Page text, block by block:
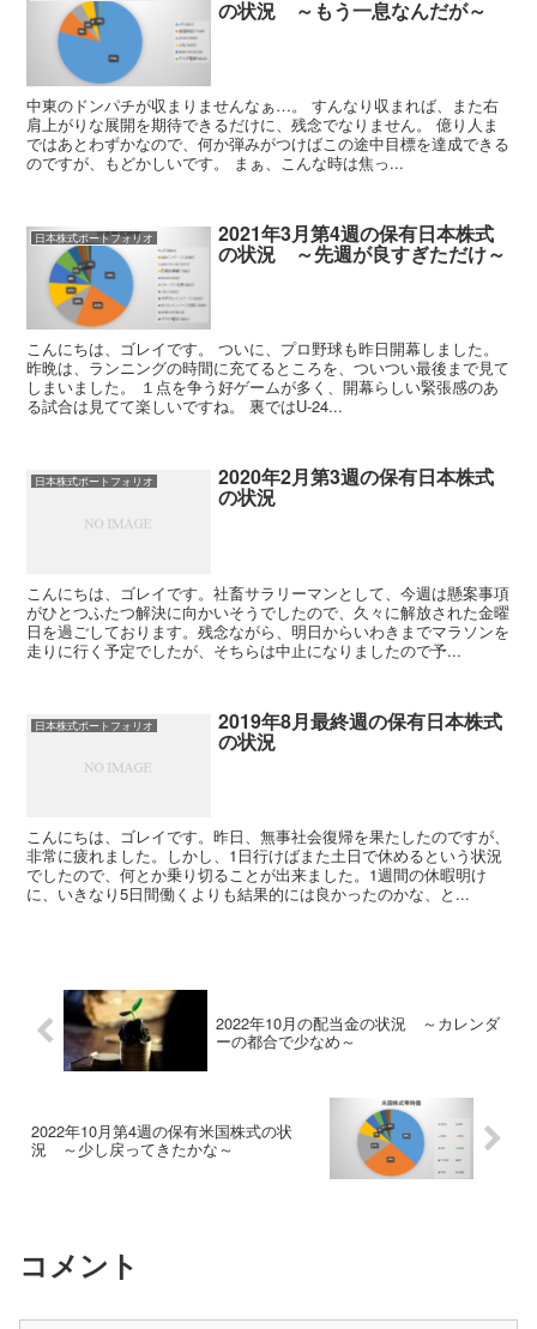
の状況 ～もう一息なんだが～
中東のドンパチが収まりませんなぁ…。 すんなり収まれば、また右
肩上がりな展開を期待できるだけに、残念でなりません。 億り人ま
ではあとわずかなので、何か弾みがつけばこの途中目標を達成できる
のですが、もどかしいです。 まぁ、こんな時は焦っ...
日本株式ポートフォリオ 2021年3月第4週の保有日本株式
の状況 ～先週が良すぎただけ～
こんにちは、ゴレイです。 ついに、プロ野球も昨日開幕しました。
昨晩は、ランニングの時間に充てるところを、ついつい最後まで見て
しまいました。 １点を争う好ゲームが多く、開幕らしい緊張感のあ
る試合は見てて楽しいですね。 裏ではU-24...
日本株式ポートフォリオ 2020年2月第3週の保有日本株式
の状況
こんにちは、ゴレイです。社畜サラリーマンとして、今週は懸案事項
がひとつふたつ解決に向かいそうでしたので、久々に解放された金曜
日を過ごしております。残念ながら、明日からいわきまでマラソンを
走りに行く予定でしたが、そちらは中止になりましたので予...
日本株式ポートフォリオ 2019年8月最終週の保有日本株式
の状況
こんにちは、ゴレイです。昨日、無事社会復帰を果たしたのですが、
非常に疲れました。しかし、1日行けばまた土日で休めるという状況
でしたので、何とか乗り切ることが出来ました。1週間の休暇明け
に、いきなり5日間働くよりも結果的には良かったのかな、と...
2022年10月の配当金の状況 ～カレンダ
ーの都合で少なめ～
2022年10月第4週の保有米国株式の状
況 ～少し戻ってきたかな～
コメント